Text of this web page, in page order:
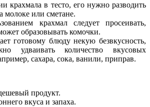
крахмала в тесто, его нужно разводить
молоке или сметане.
крахмал следует просеивать,
образовывать комочки.
готовому блюду некую безвкусность,
удваивать количество вкусовых
сахара, сока, ванили, приправ.
продукт.
вкуса и запаха.